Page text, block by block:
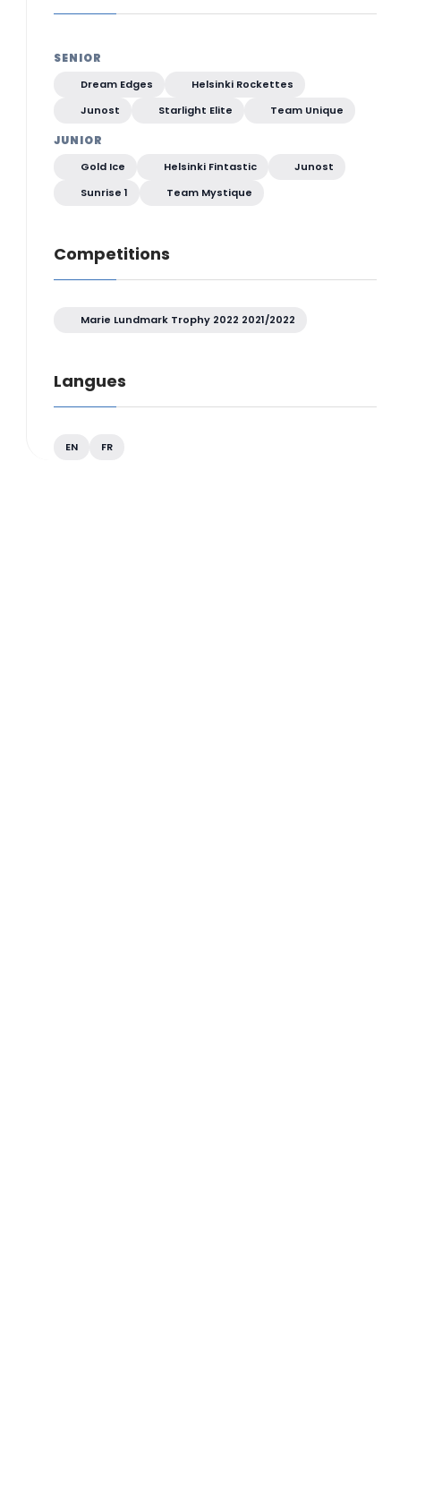
SENIOR
Dream Edges
Helsinki Rockettes
Junost
Starlight Elite Team Unique
JUNIOR
Gold Ice Helsinki Fintastic
Junost
Sunrise 1
Team Mystique
Competitions
Marie Lundmark Trophy 2022 2021/2022
Langues
EN FR